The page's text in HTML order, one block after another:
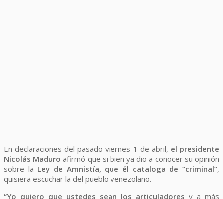
En declaraciones del pasado viernes 1 de abril, el presidente
Nicolás Maduro afirmó que si bien ya dio a conocer su opinión
sobre la Ley de Amnistía, que él cataloga de “criminal”,
quisiera escuchar la del pueblo venezolano.
“Yo quiero que ustedes sean los articuladores y a más